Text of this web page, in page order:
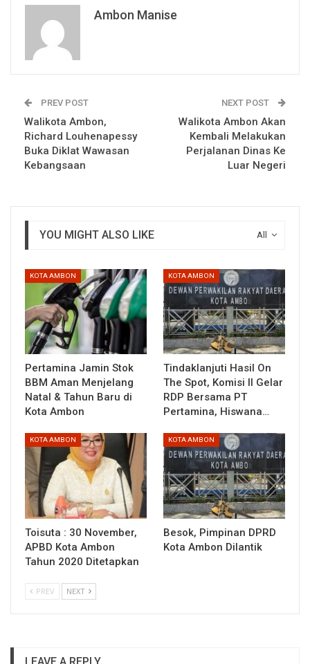
Ambon Manise
PREV POST
Walikota Ambon,
Richard Louhenapessy
Buka Diklat Wawasan
Kebangsaan
NEXT POST
Walikota Ambon Akan
Kembali Melakukan
Perjalanan Dinas Ke
Luar Negeri
All
YOU MIGHT ALSO LIKE
KOTA AMBON
Pertamina Jamin Stok
BBM Aman Menjelang
Natal & Tahun Baru di
Kota Ambon
KOTA AMBON
Tindaklanjuti Hasil On
The Spot, Komisi II Gelar
RDP Bersama PT
Pertamina, Hiswana…
KOTA AMBON
Toisuta : 30 November,
APBD Kota Ambon
Tahun 2020 Ditetapkan
KOTA AMBON
Besok, Pimpinan DPRD
Kota Ambon Dilantik
PREV NEXT
LEAVE A REPLY